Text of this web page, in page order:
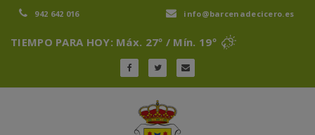
942 642 016 info@barcenadecicero.es
TIEMPO PARA HOY: Máx. 27º / Mín. 19º